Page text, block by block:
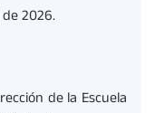
2026.
de la Escuela